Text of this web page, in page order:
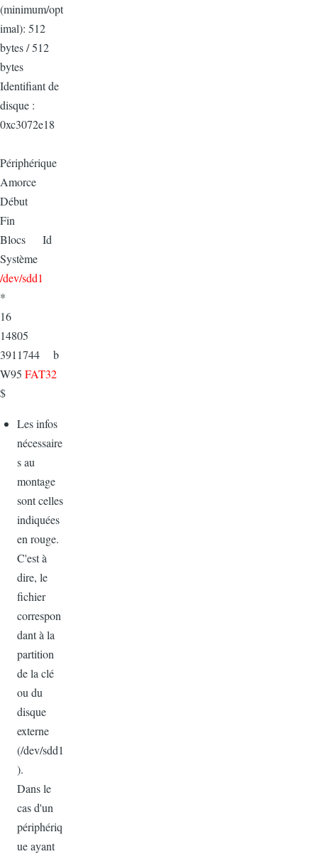
(minimum/opt
imal): 512
bytes / 512
bytes
Identifiant de
disque :
0xc3072e18
Périphérique
Amorce
Début
Fin
Blocs Id
Système
/dev/sdd1
*
16
14805
3911744 b
W95 FAT32
$
Les infos
nécessaire
s au
montage
sont celles
indiquées
en rouge.
C'est à
dire, le
fichier
correspon
dant à la
partition
de la clé
ou du
disque
externe
(/dev/sdd1
).
Dans le
cas d'un
périphériq
ue ayant